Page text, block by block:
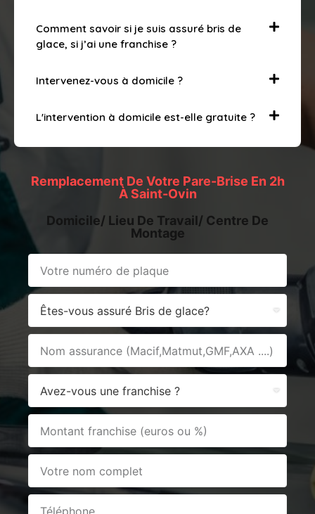
Comment savoir si je suis assuré bris de
glace, si j’ai une franchise ?
Intervenez-vous à domicile ?
L'intervention à domicile est-elle gratuite ?
Remplacement De Votre Pare-Brise En 2h
À Saint-Ovin
Domicile/ Lieu De Travail/ Centre De
Montage